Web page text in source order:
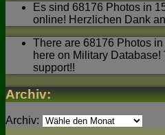
Es sind 68176 Photos in
online! Herzlichen Dank
There are 68176 Photos
here on Military Database!
support!!
Archiv:
Archiv: